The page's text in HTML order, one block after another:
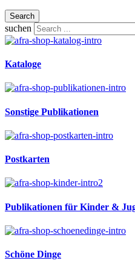
Search
suchen
Kataloge
Sonstige Publikationen
Postkarten
Publikationen für Kinder &
Schöne Dinge